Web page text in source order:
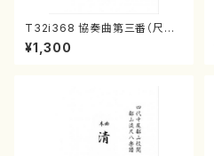
T32i368 協奏曲第三番（尺八/
唯是震一/楽譜）都山流公刊楽譜
曲番:2073
¥1,300